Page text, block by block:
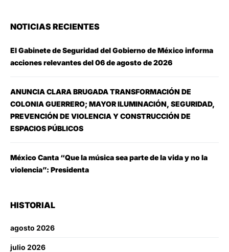
NOTICIAS RECIENTES
El Gabinete de Seguridad del Gobierno de México informa
acciones relevantes del 06 de agosto de 2026
ANUNCIA CLARA BRUGADA TRANSFORMACIÓN DE
COLONIA GUERRERO; MAYOR ILUMINACIÓN, SEGURIDAD,
PREVENCIÓN DE VIOLENCIA Y CONSTRUCCIÓN DE
ESPACIOS PÚBLICOS
México Canta “Que la música sea parte de la vida y no la
violencia”: Presidenta
HISTORIAL
agosto 2026
julio 2026